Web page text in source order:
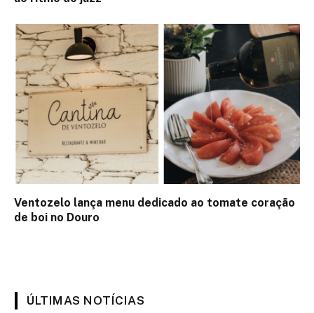
Ventozelo lança menu dedicado ao tomate coração
de boi no Douro
ÚLTIMAS NOTÍCIAS